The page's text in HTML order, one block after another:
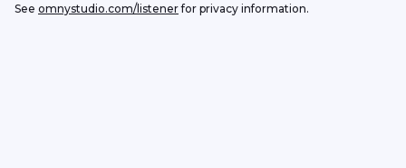
See omnystudio.com/listener for privacy information.